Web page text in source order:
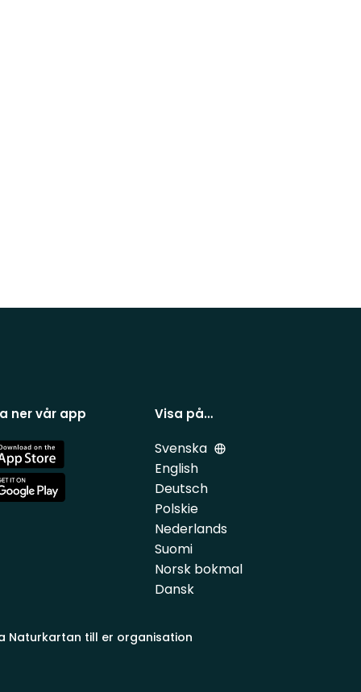
ner vår app Visa på…
Svenska
English
Deutsch
Polskie
Nederlands
Suomi
Norsk bokmal
Dansk
Naturkartan till er organisation